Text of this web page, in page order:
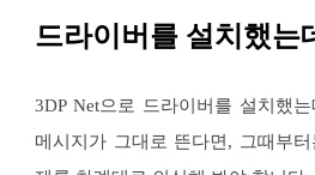
드라이버를 설치했는
3DP Net으로 드라이버를 설치했
메시지가 그대로 뜬다면, 그때부